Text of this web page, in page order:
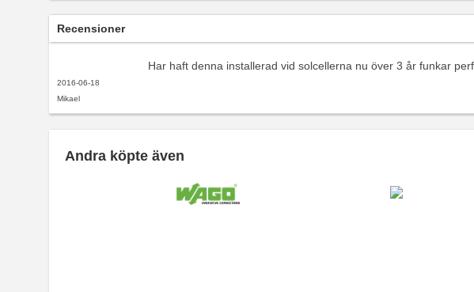
Recensioner
2016-06-18
Mikael
Har haft denna installerad vid solcellerna nu över 3 år funkar
Andra köpte även